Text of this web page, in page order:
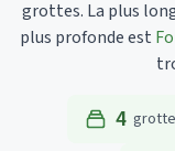
grottes. La plus
plus profonde est
4